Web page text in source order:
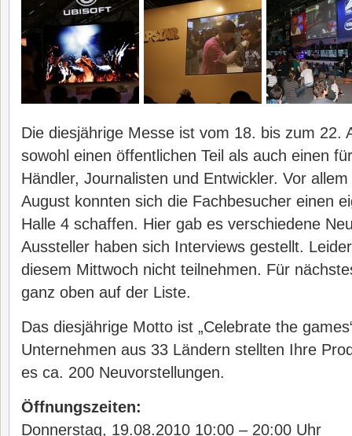
Die diesjährige Messe ist vom 18. bis zum 22.
sowohl einen öffentlichen Teil als auch einen
Händler, Journalisten und Entwickler. Vor
August konnten sich die Fachbesucher einen
Halle 4 schaffen. Hier gab es verschiedene
Aussteller haben sich Interviews gestellt.
diesem Mittwoch nicht teilnehmen. Für
ganz oben auf der Liste.
Das diesjährige Motto ist „Celebrate the
Unternehmen aus 33 Ländern stellten Ihre
es ca. 200 Neuvorstellungen.
Öffnungszeiten:
Donnerstag, 19.08.2010 10:00 – 20:00 Uhr